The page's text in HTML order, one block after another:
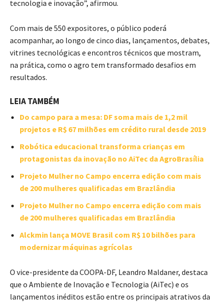
tecnologia e inovação”, afirmou.
Com mais de 550 expositores, o público poderá
acompanhar, ao longo de cinco dias, lançamentos, debates,
vitrines tecnológicas e encontros técnicos que mostram,
na prática, como o agro tem transformado desafios em
resultados.
LEIA TAMBÉM
Do campo para a mesa: DF soma mais de 1,2 mil
projetos e R$ 67 milhões em crédito rural desde 2019
Robótica educacional transforma crianças em
protagonistas da inovação no AiTec da AgroBrasília
Projeto Mulher no Campo encerra edição com mais
de 200 mulheres qualificadas em Brazlândia
Projeto Mulher no Campo encerra edição com mais
de 200 mulheres qualificadas em Brazlândia
Alckmin lança MOVE Brasil com R$ 10 bilhões para
modernizar máquinas agrícolas
O vice-presidente da COOPA-DF, Leandro Maldaner, destaca
que o Ambiente de Inovação e Tecnologia (AiTec) e os
lançamentos inéditos estão entre os principais atrativos da